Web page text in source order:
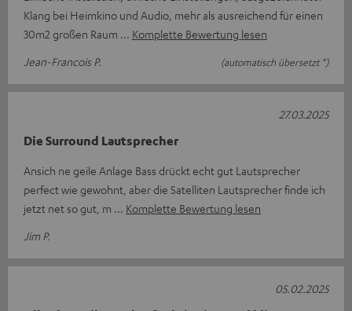
Klang bei Heimkino und Audio, mehr als ausreichend für einen
30m2 großen Raum
Komplette Bewertung lesen
Jean-Francois P.
(automatisch übersetzt *)
Die Surround Lautsprecher
Ansich ne geile Anlage Bass drückt echt gut Lautsprecher
perfect wie gewohnt, aber die Satelliten Lautsprecher finde ich
jetzt net so gut, m
Komplette Bewertung lesen
Jim P.
27.03.2025
05.02.2025